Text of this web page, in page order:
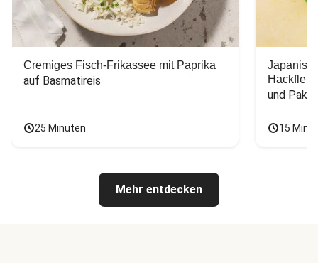
Cremiges Fisch-Frikassee mit Paprika
auf Basmatireis
25 Minuten
und Pak
15
Mehr entdecken